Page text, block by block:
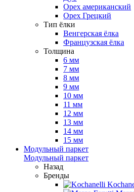
Орех американский
Орех Грецкий
Тип ёлки
Венгерская ёлка
Французская ёлка
Толщина
6 мм
7 мм
8 мм
9 мм
10 мм
11 мм
12 мм
13 мм
14 мм
15 мм
Модульный паркет
Модульный паркет
Назад
Бренды